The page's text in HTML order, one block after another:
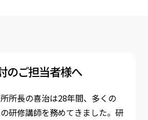
のご担当者様へ
所長の喜治は28年間、多くの
研修講師を務めてきました。 研